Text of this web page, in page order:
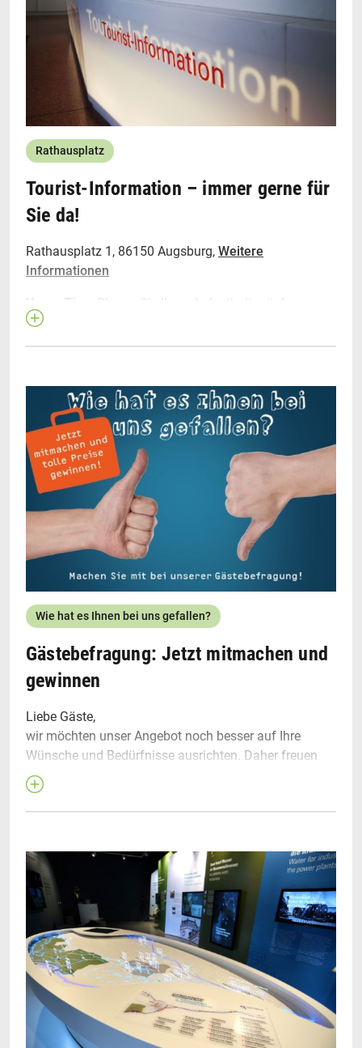
Rathausplatz
Tourist-Information – immer gerne für
Sie da!
Rathausplatz 1, 86150 Augsburg, Weitere
Informationen
beeindruckenden Aufnahmen aus der
zahlreichen Highlights!
Wie hat es Ihnen bei uns gefallen?
Gästebefragung: Jetzt mitmachen und
gewinnen
Liebe Gäste,
wir möchten unser Angebot noch besser auf Ihre
Wünsche und Bedürfnisse ausrichten. Daher freuen
wir uns, wenn Sie jetzt an unserer Umfrage zur
Gästezufriedenheit teilnehmen. Wir verlosen unter den
Teilnehmenden u.a. ein Augsburg-Wochenende.
zufriedenheit.de/augsburg